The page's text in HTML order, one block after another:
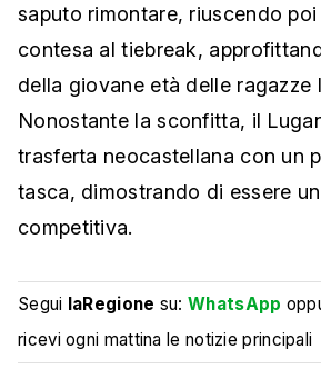
saputo rimontare, riuscendo
contesa al tiebreak,
della giovane età delle ragazze
Nonostante la sconfitta, il
trasferta neocastellana con un
tasca, dimostrando di essere
competitiva.
Segui laRegione su:WhatsApp
ricevi ogni mattina le notizie principali